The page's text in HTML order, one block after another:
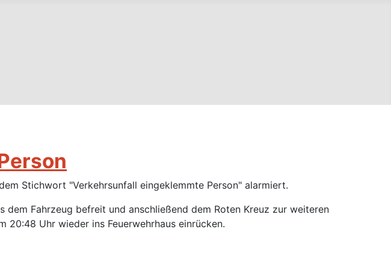
Stichwort "Verkehrsunfall eingeklemmte Person" alarmiert.
Fahrzeug befreit und anschließend dem Roten Kreuz zur weiteren
Uhr wieder ins Feuerwehrhaus einrücken.